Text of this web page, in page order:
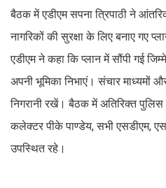
बैठक में एडीएम सपना त्रिपाठी ने
नागरिकों की सुरक्षा के लिए बनाए गए
एडीएम ने कहा कि प्लान में सौंपी गई
अपनी भूमिका निभाएं। संचार माध्यमों
निगरानी रखें। बैठक में अतिरिक्त
कलेक्टर पीके पाण्डेय, सभी एसडीएम,
उपस्थित रहे।